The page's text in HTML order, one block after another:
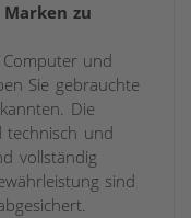
zu
und
Sie gebrauchte
Die
technisch und
vollständig
sind